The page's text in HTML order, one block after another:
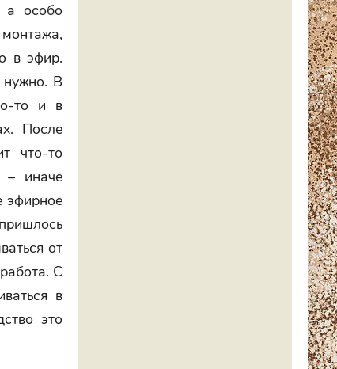
а особо
в эфир.
нужно. В
то и в
После
что-то
– иначе
эфирное
от
С
в
это